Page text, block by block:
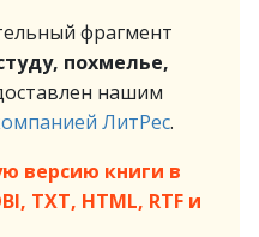
фрагмент
похмелье,
нашим
ЛитРес.
версию книги в
TXT, HTML, RTF и